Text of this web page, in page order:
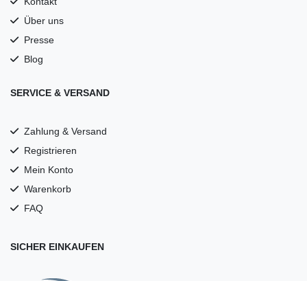
Über uns
Presse
Blog
SERVICE & VERSAND
Zahlung & Versand
Registrieren
Mein Konto
Warenkorb
FAQ
SICHER EINKAUFEN